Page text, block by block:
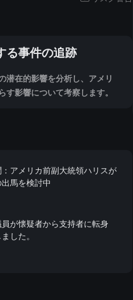
る事件の追跡
潜在的影響を分析し、アメリ
影響について考察します。
アメリカ前副大統領ハリスが
馬を検討中
が懐疑者から支持者に転身
した。